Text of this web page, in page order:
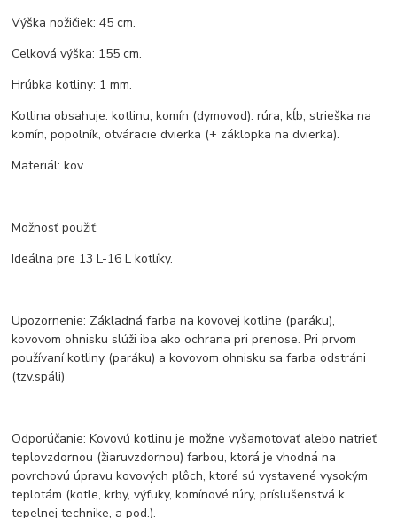
Výška nožičiek: 45 cm.
Celková výška: 155 cm.
Hrúbka kotliny: 1 mm.
Kotlina obsahuje: kotlinu, komín (dymovod): rúra, kĺb, strieška na
komín, popolník, otváracie dvierka (+ záklopka na dvierka).
Materiál: kov.
Možnosť použiť:
Ideálna pre 13 L-16 L kotlíky.
Upozornenie: Základná farba na kovovej kotline (paráku),
kovovom ohnisku slúži iba ako ochrana pri prenose. Pri prvom
používaní kotliny (paráku) a kovovom ohnisku sa farba odstráni
(tzv.spáli)
Odporúčanie: Kovovú kotlinu je možne vyšamotovať alebo natrieť
teplovzdornou (žiaruvzdornou) farbou, ktorá je vhodná na
povrchovú úpravu kovových plôch, ktoré sú vystavené vysokým
teplotám (kotle, krby, výfuky, komínové rúry, príslušenstvá k
tepelnej technike, a pod.).